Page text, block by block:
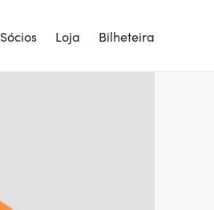
Sócios Loja Bilheteira